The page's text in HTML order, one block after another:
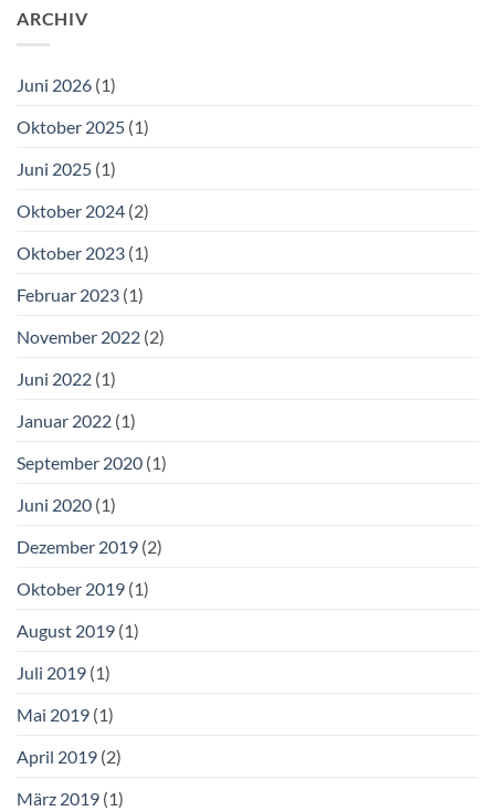
ARCHIV
Juni 2026 (1)
Oktober 2025 (1)
Juni 2025 (1)
Oktober 2024 (2)
Oktober 2023 (1)
Februar 2023 (1)
November 2022 (2)
Juni 2022 (1)
Januar 2022 (1)
September 2020 (1)
Juni 2020 (1)
Dezember 2019 (2)
Oktober 2019 (1)
August 2019 (1)
Juli 2019 (1)
Mai 2019 (1)
April 2019 (2)
März 2019 (1)